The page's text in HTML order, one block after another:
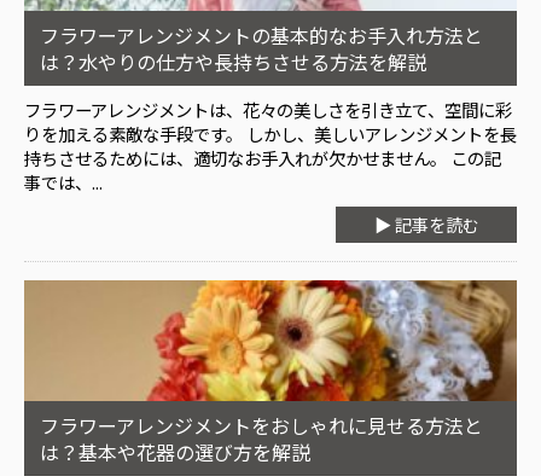
フラワーアレンジメントの基本的なお手入れ方法と
は？水やりの仕方や長持ちさせる方法を解説
フラワーアレンジメントは、花々の美しさを引き立て、空間に彩
りを加える素敵な手段です。 しかし、美しいアレンジメントを長
持ちさせるためには、適切なお手入れが欠かせません。 この記
事では、...
▶ 記事を読む
フラワーアレンジメントをおしゃれに見せる方法と
は？基本や花器の選び方を解説